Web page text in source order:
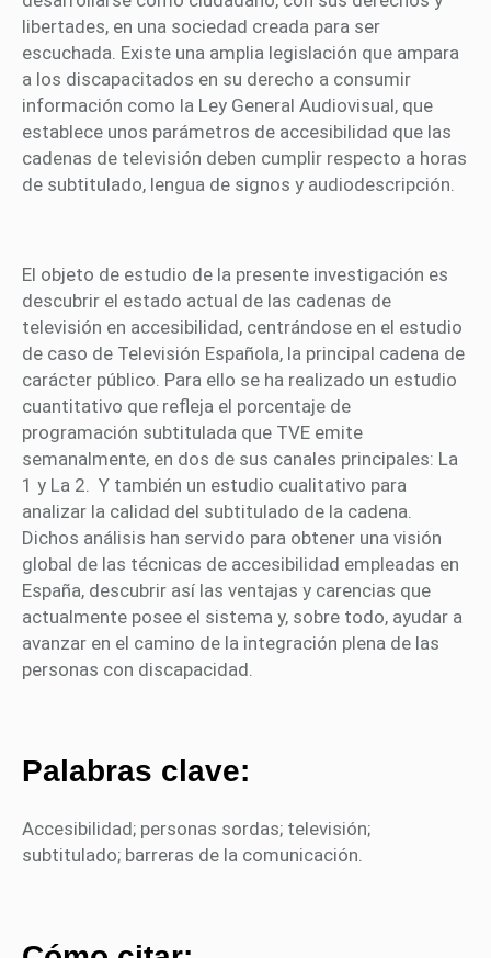
libertades, en una sociedad creada para ser
escuchada. Existe una amplia legislación que ampara
a los discapacitados en su derecho a consumir
información como la Ley General Audiovisual, que
establece unos parámetros de accesibilidad que las
cadenas de televisión deben cumplir respecto a horas
de subtitulado, lengua de signos y audiodescripción.
El objeto de estudio de la presente investigación es
descubrir el estado actual de las cadenas de
televisión en accesibilidad, centrándose en el estudio
de caso de Televisión Española, la principal cadena de
carácter público. Para ello se ha realizado un estudio
cuantitativo que refleja el porcentaje de
programación subtitulada que TVE emite
semanalmente, en dos de sus canales principales: La
1 y La 2. Y también un estudio cualitativo para
analizar la calidad del subtitulado de la cadena.
Dichos análisis han servido para obtener una visión
global de las técnicas de accesibilidad empleadas en
España, descubrir así las ventajas y carencias que
actualmente posee el sistema y, sobre todo, ayudar a
avanzar en el camino de la integración plena de las
personas con discapacidad.
Palabras clave:
Accesibilidad; personas sordas; televisión;
subtitulado; barreras de la comunicación.